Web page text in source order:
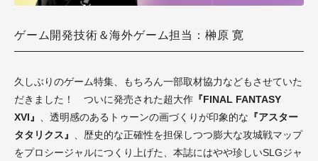
ゲーム開発技術＆海外ゲーム担当：榊原 寛
久しぶりのゲーム特集、もちろん一部取材協力などもさせていた
だきました！ ついに発売された超大作 『FINAL FANTASY
XVI』 、透明感のあるトゥーンの画づくりが印象的な 『アスター
タタリクス』 、歴史的な正確性を担保しつつ膨大な攻城戦マップ
をプロシージャルにつくり上げた、本誌にはやや珍しいSLGジャ